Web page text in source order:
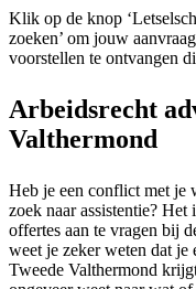
Klik op de knop
zoeken’ om jouw
voorstellen te ontvangen
Arbeidsrecht
Valthermond
Heb je een conflict met je
zoek naar assistentie?
offertes aan te vragen bij
weet je zeker weten dat je
Tweede Valthermond